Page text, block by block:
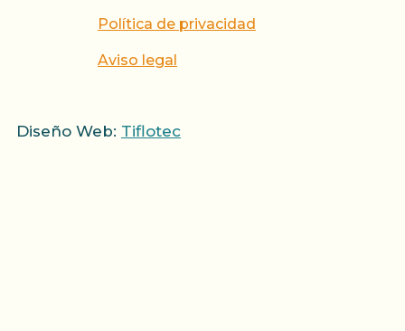
Política de privacidad
Aviso legal
Diseño Web: Tiflotec